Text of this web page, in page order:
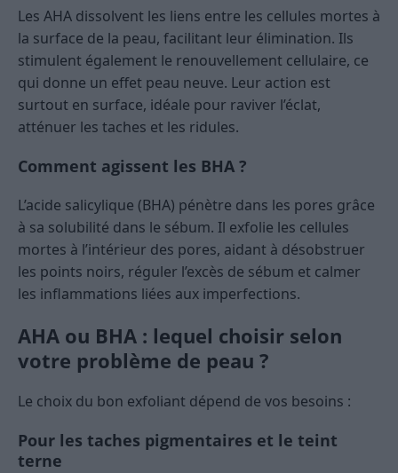
Les AHA dissolvent les liens entre les cellules mortes à
la surface de la peau, facilitant leur élimination. Ils
stimulent également le renouvellement cellulaire, ce
qui donne un effet peau neuve. Leur action est
surtout en surface, idéale pour raviver l’éclat,
atténuer les taches et les ridules.
Comment agissent les BHA ?
L’acide salicylique (BHA) pénètre dans les pores grâce
à sa solubilité dans le sébum. Il exfolie les cellules
mortes à l’intérieur des pores, aidant à désobstruer
les points noirs, réguler l’excès de sébum et calmer
les inflammations liées aux imperfections.
AHA ou BHA : lequel choisir selon
votre problème de peau ?
Le choix du bon exfoliant dépend de vos besoins :
Pour les taches pigmentaires et le teint
terne